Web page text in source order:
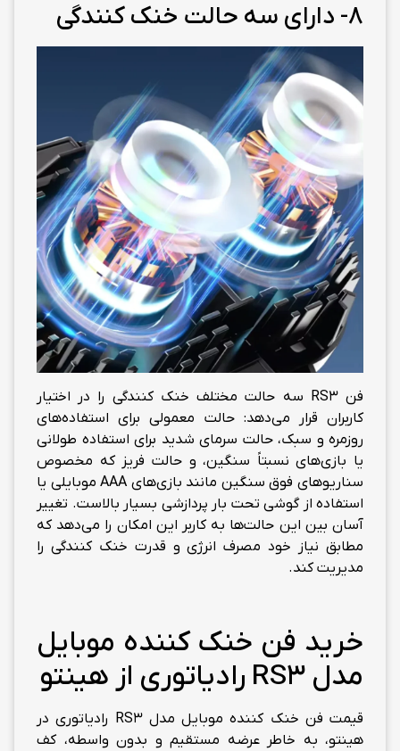
8- دارای سه حالت خنک کنندگی
فن RS3 سه حالت مختلف خنک کنندگی را در اختیار
کاربران قرار می‌دهد: حالت معمولی برای استفاده‌های
روزمره و سبک، حالت سرمای شدید برای استفاده طولانی
یا بازی‌های نسبتاً سنگین، و حالت فریز که مخصوص
سناریوهای فوق سنگین مانند بازی‌های AAA موبایلی یا
استفاده از گوشی تحت بار پردازشی بسیار بالاست. تغییر
آسان بین این حالت‌ها به کاربر این امکان را می‌دهد که
مطابق نیاز خود مصرف انرژی و قدرت خنک کنندگی را
مدیریت کند.
خرید فن خنک کننده موبایل
مدل RS3 رادیاتوری از هینتو
قیمت فن خنک کننده موبایل مدل RS3 رادیاتوری در
هینتو، به خاطر عرضه مستقیم و بدون واسطه، کف